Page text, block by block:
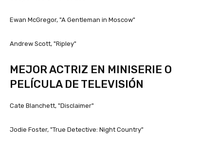
Ewan McGregor, "A Gentleman in Moscow"
Andrew Scott, "Ripley"
MEJOR ACTRIZ EN MINISERIE O
PELÍCULA DE TELEVISIÓN
Cate Blanchett, "Disclaimer"
Jodie Foster, "True Detective: Night Country"